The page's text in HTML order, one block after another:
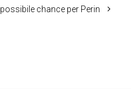
possibile chance per Perin